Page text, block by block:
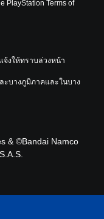
PlayStation Terms of
จ้งให้ทราบล่วงหน้า
ะบางภูมิภาคและในบาง
& ©Bandai Namco